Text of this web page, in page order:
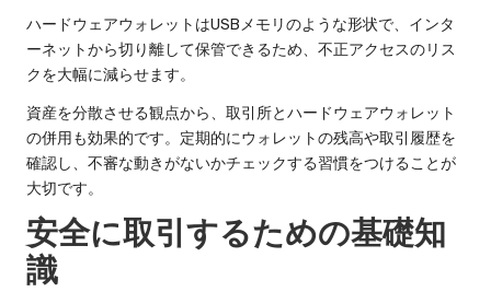
ハードウェアウォレットはUSBメモリのような形状で、インタ
ーネットから切り離して保管できるため、不正アクセスのリス
クを大幅に減らせます。
資産を分散させる観点から、取引所とハードウェアウォレット
の併用も効果的です。定期的にウォレットの残高や取引履歴を
確認し、不審な動きがないかチェックする習慣をつけることが
大切です。
安全に取引するための基礎知
識